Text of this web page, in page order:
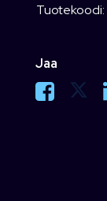
Tuotekoodi:
Jaa